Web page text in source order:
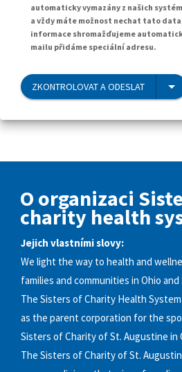
automaticky vymazány z našich
a vždy máte možnost nechat tato
informace shromažďujeme
mailu přidáme speciální adresu.
ZKONTROLOVAT A ODESLAT
O organizaci
charity health
Jejich vlastními slovy:
We light the way to health and
families and communities in Ohio and
The Sisters of Charity Health
as the parent corporation for the
Sisters of Charity of St. Augustine in
The Sisters of Charity of St.